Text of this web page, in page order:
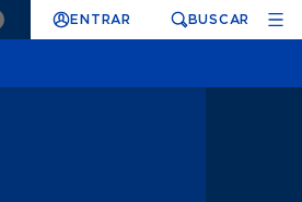
ENTRAR BUSCAR